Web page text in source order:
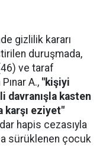
gizlilik kararı
duruşmada,
ve taraf
A., "kişiyi
davranışla kasten
karşı eziyet"
hapis cezasıyla
sürüklenen çocuk